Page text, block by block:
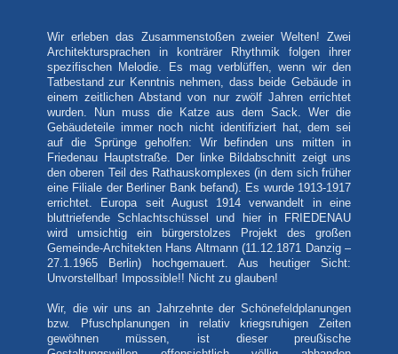
Wir erleben das Zusammenstoßen zweier Welten! Zwei
Architektursprachen in konträrer Rhythmik folgen ihrer
spezifischen Melodie. Es mag verblüffen, wenn wir den
Tatbestand zur Kenntnis nehmen, dass beide Gebäude in
einem zeitlichen Abstand von nur zwölf Jahren errichtet
wurden. Nun muss die Katze aus dem Sack. Wer die
Gebäudeteile immer noch nicht identifiziert hat, dem sei
auf die Sprünge geholfen: Wir befinden uns mitten in
Friedenau Hauptstraße. Der linke Bildabschnitt zeigt uns
den oberen Teil des Rathauskomplexes (in dem sich früher
eine Filiale der Berliner Bank befand). Es wurde 1913-1917
errichtet. Europa seit August 1914 verwandelt in eine
bluttriefende Schlachtschüssel und hier in FRIEDENAU
wird umsichtig ein bürgerstolzes Projekt des großen
Gemeinde-Architekten Hans Altmann (11.12.1871 Danzig –
27.1.1965 Berlin) hochgemauert. Aus heutiger Sicht:
Unvorstellbar! Impossible!! Nicht zu glauben!
Wir, die wir uns an Jahrzehnte der Schönefeldplanungen
bzw. Pfuschplanungen in relativ kriegsruhigen Zeiten
gewöhnen müssen, ist dieser preußische